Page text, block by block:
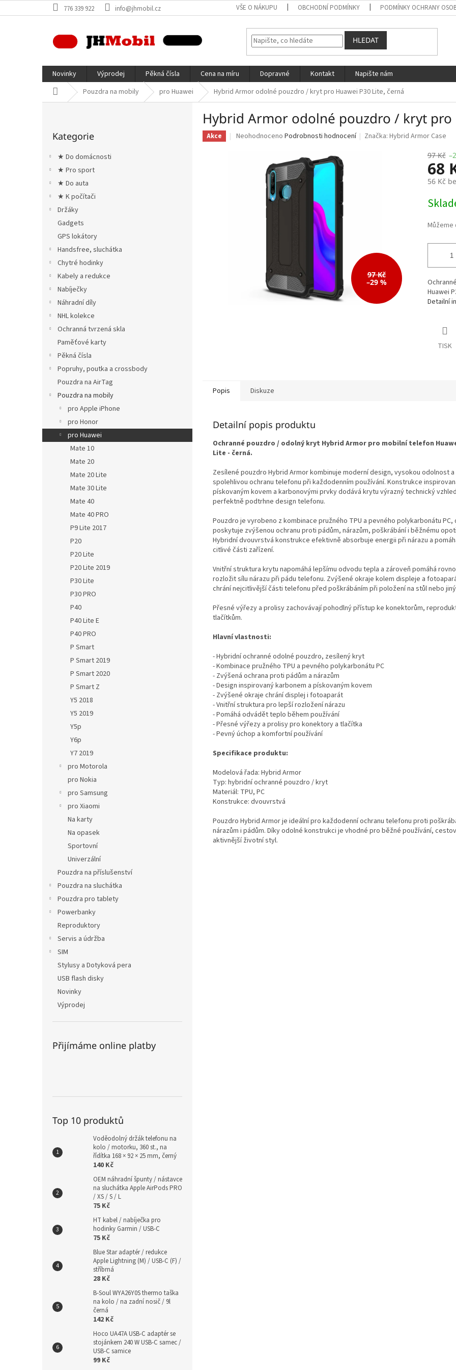
na
776 339 922 info@jhmobil.cz VŠE O NÁKUPU OBCHODNÍ PODMÍNKY PODMÍNKY OCHRANY
HLEDAT
Novinky Výprodej Pěkná čísla Cena na míru Dopravné Kontakt
Napište nám
Domů Pouzdra na mobily pro Huawei Hybrid Armor odolné pouzdro / kryt pro Huawei P30 Lite, černá
kategorie
Kategorie
★ Do domácnosti
★ Pro sport
★ Do auta
★ K počítači
Držáky
Gadgets
GPS lokátory
Handsfree, sluchátka
Chytré hodinky
Kabely a redukce
Nabíječky
Náhradní díly
NHL kolekce
Ochranná tvrzená skla
Paměťové karty
Pěkná čísla
Popruhy, poutka a crossbody
Pouzdra na AirTag
Pouzdra na mobily
pro Apple iPhone
pro Honor
pro Huawei
Mate 10
Mate 20
Mate 20 Lite
Mate 30 Lite
Mate 40
Mate 40 PRO
P9 Lite 2017
P20
P20 Lite
P20 Lite 2019
P30 Lite
P30 PRO
P40
P40 Lite E
P40 PRO
P Smart
P Smart 2019
P Smart 2020
P Smart Z
Y5 2018
Y5 2019
Y5p
Y6p
Y7 2019
pro Motorola
pro Nokia
pro Samsung
pro Xiaomi
Na karty
Na opasek
Sportovní
Univerzální
Pouzdra na příslušenství
Pouzdra na sluchátka
Pouzdra pro tablety
Powerbanky
Reproduktory
Servis a údržba
SIM
Stylusy a Dotyková pera
USB flash disky
Novinky
Výprodej
Přijímáme online platby
Top 10 produktů
Voděodolný držák telefonu na
kolo / motorku, 360 st., na
řídítka 168 × 92 × 25 mm, černý
140 Kč
OEM náhradní špunty / nástavce
na sluchátka Apple AirPods PRO
/ XS / S / L
75 Kč
HT kabel / nabíječka pro
hodinky Garmin / USB-C
75 Kč
Blue Star adaptér / redukce
Apple Lightning (M) / USB-C (F) /
stříbrná
28 Kč
B-Soul WYA26Y0S thermo taška
na kolo / na zadní nosič / 9l
černá
142 Kč
Hoco UA47A USB-C adaptér se
stojánkem 240 W USB-C samec /
USB-C samice
99 Kč
Hybrid Armor odolné pouzdro / kryt pro
Akce
Průměrné
Neohodnoceno Podrobnosti hodnocení Značka:Hybrid Armor Case
97 Kč
–29 %
97 Kč
68
56 Kč
cena:
Huawei
Detailní
TISK
Popis Diskuze
Detailní popis produktu
Ochranné pouzdro / odolný kryt Hybrid Armor pro mobilní telefon
Lite - černá.
Zesílené pouzdro Hybrid Armor kombinuje moderní design, vysokou odolnost a
spolehlivou ochranu telefonu při každodenním používání. Konstrukce
pískovaným kovem a karbonovými prvky dodává krytu výrazný technický
perfektně podtrhne design telefonu.
Pouzdro je vyrobeno z kombinace pružného TPU a pevného polykarbonátu PC,
poskytuje zvýšenou ochranu proti pádům, nárazům, poškrábání i běžnému
Hybridní dvouvrstvá konstrukce efektivně absorbuje energii při nárazu a
citlivé části zařízení.
Vnitřní struktura krytu napomáhá lepšímu odvodu tepla a zároveň pomáhá
rozložit sílu nárazu při pádu telefonu. Zvýšené okraje kolem displeje a
chrání nejcitlivější části telefonu před poškrábáním při položení na stůl nebo
Přesné výřezy a prolisy zachovávají pohodlný přístup ke konektorům,
tlačítkům.
Hlavní vlastnosti:
- Hybridní ochranné odolné pouzdro, zesílený kryt
- Kombinace pružného TPU a pevného polykarbonátu PC
- Zvýšená ochrana proti pádům a nárazům
- Design inspirovaný karbonem a pískovaným kovem
- Zvýšené okraje chrání displej i fotoaparát
- Vnitřní struktura pro lepší rozložení nárazu
- Pomáhá odvádět teplo během používání
- Přesné výřezy a prolisy pro konektory a tlačítka
- Pevný úchop a komfortní používání
Specifikace produktu:
Modelová řada: Hybrid Armor
Typ: hybridní ochranné pouzdro / kryt
Materiál: TPU, PC
Konstrukce: dvouvrstvá
Pouzdro Hybrid Armor je ideální pro každodenní ochranu telefonu proti
nárazům i pádům. Díky odolné konstrukci je vhodné pro běžné používání,
aktivnější životní styl.